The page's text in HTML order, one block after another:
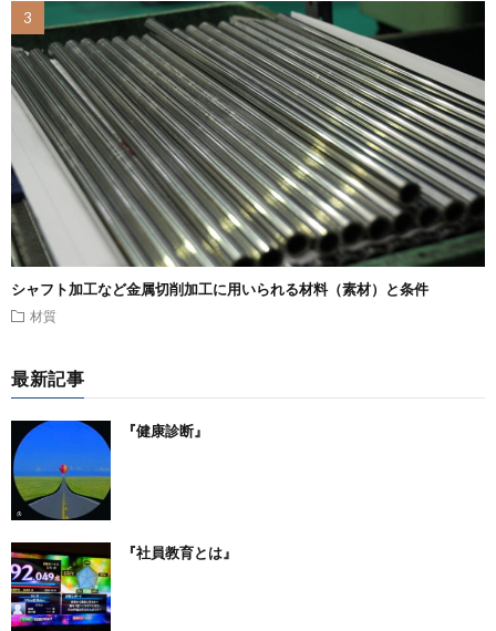
シャフト加工など金属切削加工に用いられる材料（素材）と条件
材質
最新記事
『健康診断』
『社員教育とは』